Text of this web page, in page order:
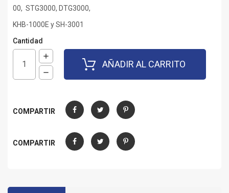
00, STG3000, DTG3000,
KHB-1000E y SH-3001
Cantidad
AÑADIR AL CARRITO
COMPARTIR
CompartirTuitear Pinterest
COMPARTIR
CompartirTuitear Pinterest